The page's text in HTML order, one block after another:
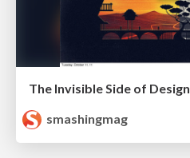
The Invisible Side of Design
smashingmag